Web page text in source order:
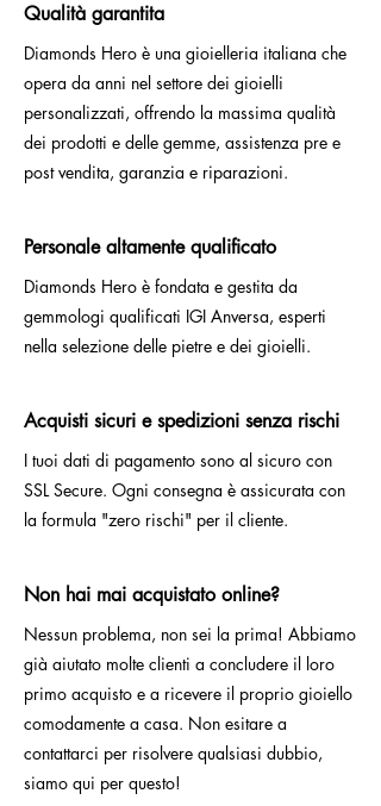
Qualità garantita
Diamonds Hero è una gioielleria italiana che
opera da anni nel settore dei gioielli
personalizzati, offrendo la massima qualità
dei prodotti e delle gemme, assistenza pre e
post vendita, garanzia e riparazioni.
Personale altamente qualificato
Diamonds Hero è fondata e gestita da
gemmologi qualificati IGI Anversa, esperti
nella selezione delle pietre e dei gioielli.
Acquisti sicuri e spedizioni senza rischi
I tuoi dati di pagamento sono al sicuro con
SSL Secure. Ogni consegna è assicurata con
la formula "zero rischi" per il cliente.
Non hai mai acquistato online?
Nessun problema, non sei la prima! Abbiamo
già aiutato molte clienti a concludere il loro
primo acquisto e a ricevere il proprio gioiello
comodamente a casa. Non esitare a
contattarci per risolvere qualsiasi dubbio,
siamo qui per questo!